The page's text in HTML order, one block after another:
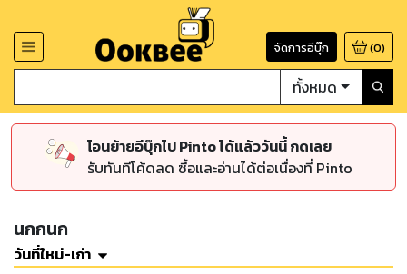
จัดการอีบุ๊ก (0)
ทั้งหมด
โอนย้ายอีบุ๊กไป Pinto ได้แล้ววันนี้ กดเลย
รับทันทีโค้ดลด ซื้อและอ่านได้ต่อเนื่องที่ Pinto
นกกนก
วันที่ใหม่-เก่า